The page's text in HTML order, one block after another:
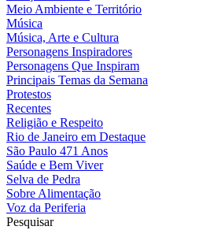
Meio Ambiente e Território
Música
Música, Arte e Cultura
Personagens Inspiradores
Personagens Que Inspiram
Principais Temas da Semana
Protestos
Recentes
Religião e Respeito
Rio de Janeiro em Destaque
São Paulo 471 Anos
Saúde e Bem Viver
Selva de Pedra
Sobre Alimentação
Voz da Periferia
Pesquisar